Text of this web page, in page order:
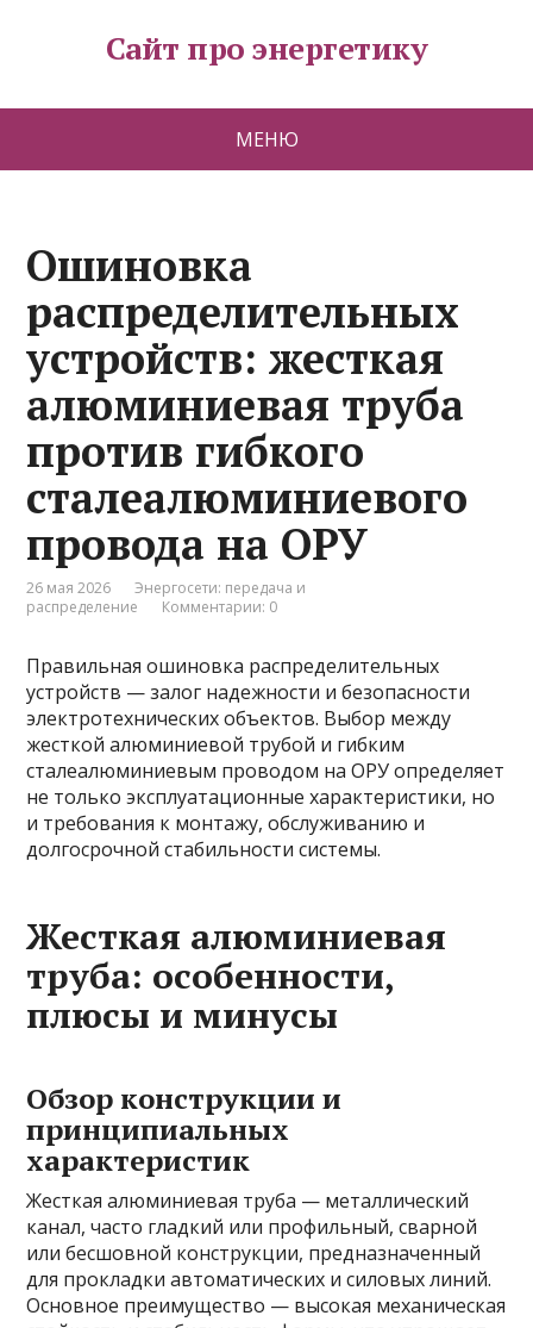
Сайт про энергетику
МЕНЮ
Ошиновка
распределительных
устройств: жесткая
алюминиевая труба
против гибкого
сталеалюминиевого
провода на ОРУ
26 мая 2026
Энергосети: передача и
распределение
Комментарии: 0
Правильная ошиновка распределительных
устройств — залог надежности и безопасности
электротехнических объектов. Выбор между
жесткой алюминиевой трубой и гибким
сталеалюминиевым проводом на ОРУ определяет
не только эксплуатационные характеристики, но
и требования к монтажу, обслуживанию и
долгосрочной стабильности системы.
Жесткая алюминиевая
труба: особенности,
плюсы и минусы
Обзор конструкции и
принципиальных
характеристик
Жесткая алюминиевая труба — металлический
канал, часто гладкий или профильный, сварной
или бесшовной конструкции, предназначенный
для прокладки автоматических и силовых линий.
Основное преимущество — высокая механическая